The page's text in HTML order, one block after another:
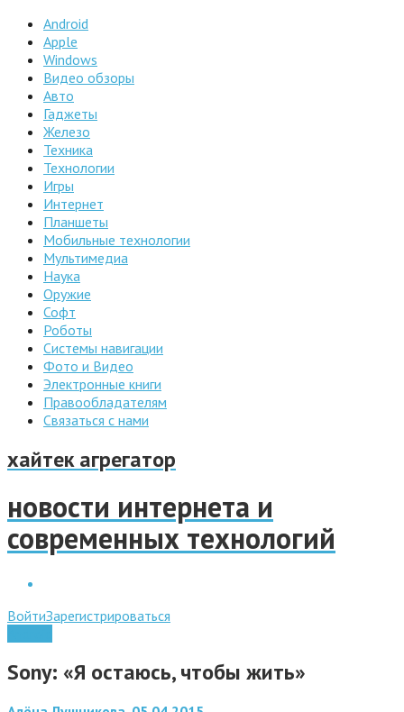
Android
Apple
Windows
Видео обзоры
Авто
Гаджеты
Железо
Техника
Технологии
Игры
Интернет
Планшеты
Мобильные технологии
Мультимедиа
Наука
Оружие
Софт
Роботы
Системы навигации
Фото и Видео
Электронные книги
Правообладателям
Связаться с нами
хайтек агрегатор
новости интернета и
современных технологий
ВойтиЗарегистрироваться
Sony: «Я остаюсь, чтобы жить»